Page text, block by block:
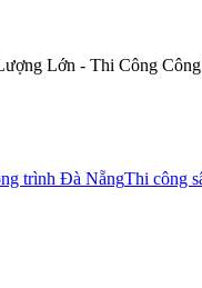
Lớn - Thi Công
trình Đà NẵngThi công